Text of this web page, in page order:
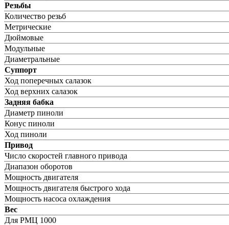
Резьбы
Количество резьб
Метрические
Дюймовые
Модульные
Диаметральные
Суппорт
Ход поперечных салазок
Ход верхних салазок
Задняя бабка
Диаметр пиноли
Конус пиноли
Ход пиноли
Привод
Число скоростей главного привода
Диапазон оборотов
Мощность двигателя
Мощность двигателя быстрого хода
Мощность насоса охлаждения
Вес
Для РМЦ 1000